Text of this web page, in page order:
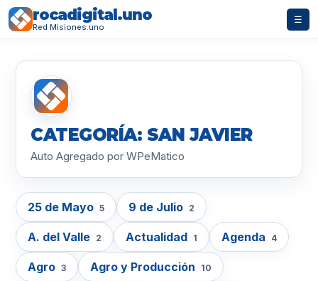
rocadigital.uno
Red Misiones.uno
☰
CATEGORÍA: SAN JAVIER
Auto Agregado por WPeMatico
25 de Mayo 5 9 de Julio 2
A. del Valle 2 Actualidad 1 Agenda 4
Agro 3 Agro y Producción 10